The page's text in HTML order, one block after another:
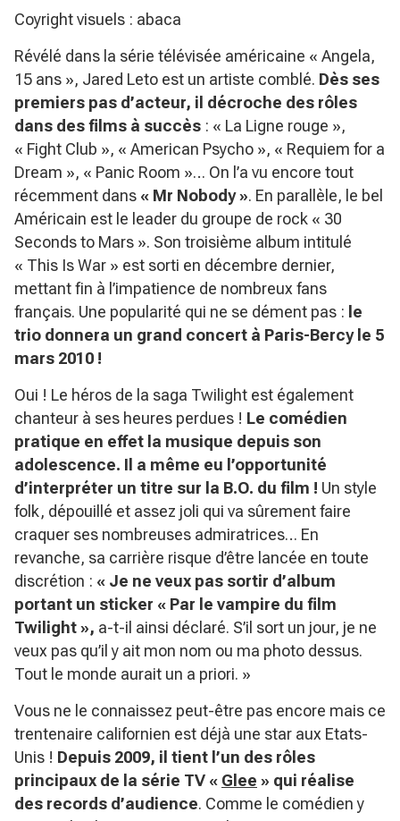
Coyright visuels : abaca
Révélé dans la série télévisée américaine « Angela,
15 ans », Jared Leto est un artiste comblé. Dès ses
premiers pas d’acteur, il décroche des rôles
dans des films à succès : « La Ligne rouge »,
« Fight Club », « American Psycho », « Requiem for a
Dream », « Panic Room »… On l’a vu encore tout
récemment dans « Mr Nobody ». En parallèle, le bel
Américain est le leader du groupe de rock « 30
Seconds to Mars ». Son troisième album intitulé
« This Is War » est sorti en décembre dernier,
mettant fin à l’impatience de nombreux fans
français. Une popularité qui ne se dément pas : le
trio donnera un grand concert à Paris-Bercy le 5
mars 2010 !
Oui ! Le héros de la saga Twilight est également
chanteur à ses heures perdues ! Le comédien
pratique en effet la musique depuis son
adolescence. Il a même eu l’opportunité
d’interpréter un titre sur la B.O. du film ! Un style
folk, dépouillé et assez joli qui va sûrement faire
craquer ses nombreuses admiratrices… En
revanche, sa carrière risque d’être lancée en toute
discrétion : « Je ne veux pas sortir d’album
portant un sticker « Par le vampire du film
Twilight », a-t-il ainsi déclaré. S’il sort un jour, je ne
veux pas qu’il y ait mon nom ou ma photo dessus.
Tout le monde aurait un a priori. »
Vous ne le connaissez peut-être pas encore mais ce
trentenaire californien est déjà une star aux Etats-
Unis ! Depuis 2009, il tient l’un des rôles
principaux de la série TV « Glee » qui réalise
des records d’audience. Comme le comédien y